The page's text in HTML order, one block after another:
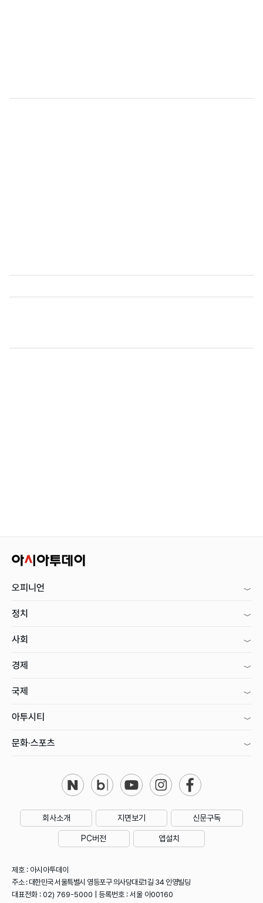
오피니언
정치
사회
경제
국제
아투시티
문화·스포츠
회사소개 지면보기 신문구독
PC버전 앱설치
제호 : 아시아투데이
주소 : 대한민국 서울특별시 영등포구 의사당대로1길 34 인영빌딩
대표전화 : 02) 769-5000 | 등록번호 : 서울 아00160